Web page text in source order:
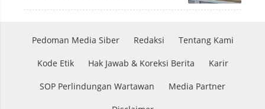
Pedoman Media Siber Redaksi Tentang Kami
Kode Etik Hak Jawab & Koreksi Berita Karir
SOP Perlindungan Wartawan Media Partner